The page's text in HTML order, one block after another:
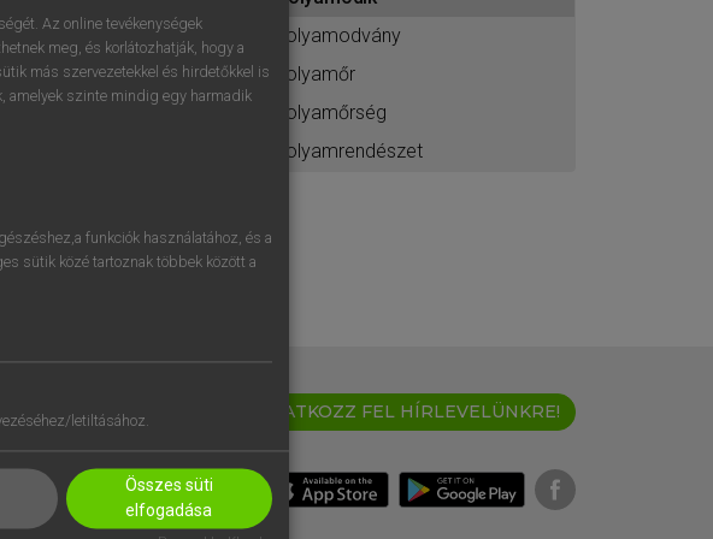
elindításához
ésbelépek.
REGISZTRÁCIÓ
folyamodvány
folyamőr
folyamőrség
folyamrendészet
IRATKOZZ FEL HÍRLEVELÜNKRE!
Az online tevékenységek
meg, és korlátozhatják, hogy a
más szervezetekkel és hirdetőkkel is
amelyek szinte mindig egy harmadik
funkciók használatához, és a
sütik közé tartoznak többek között a
letiltásához.
Összes süti
elfogadása